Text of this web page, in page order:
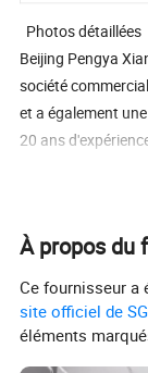
Photos
Beijing Pengya
société
et a également
20 ans
sur le marché
Wuling Baojun
de freinage, les
Nous nous
À propos du
Ce fournisseur a
site officiel de
éléments